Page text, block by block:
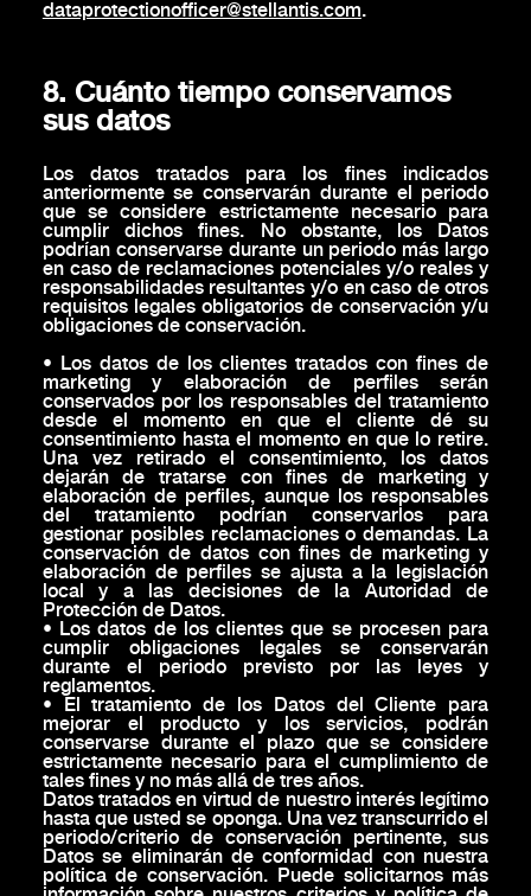
dataprotectionofficer@stellantis.com.
8. Cuánto tiempo conservamos
sus datos
Los datos tratados para los fines indicados
anteriormente se conservarán durante el periodo
que se considere estrictamente necesario para
cumplir dichos fines. No obstante, los Datos
podrían conservarse durante un periodo más largo
en caso de reclamaciones potenciales y/o reales y
responsabilidades resultantes y/o en caso de otros
requisitos legales obligatorios de conservación y/u
obligaciones de conservación.
• Los datos de los clientes tratados con fines de
marketing y elaboración de perfiles serán
conservados por los responsables del tratamiento
desde el momento en que el cliente dé su
consentimiento hasta el momento en que lo retire.
Una vez retirado el consentimiento, los datos
dejarán de tratarse con fines de marketing y
elaboración de perfiles, aunque los responsables
del tratamiento podrían conservarlos para
gestionar posibles reclamaciones o demandas. La
conservación de datos con fines de marketing y
elaboración de perfiles se ajusta a la legislación
local y a las decisiones de la Autoridad de
Protección de Datos.
• Los datos de los clientes que se procesen para
cumplir obligaciones legales se conservarán
durante el periodo previsto por las leyes y
reglamentos.
• El tratamiento de los Datos del Cliente para
mejorar el producto y los servicios, podrán
conservarse durante el plazo que se considere
estrictamente necesario para el cumplimiento de
tales fines y no más allá de tres años.
Datos tratados en virtud de nuestro interés legítimo
hasta que usted se oponga. Una vez transcurrido el
periodo/criterio de conservación pertinente, sus
Datos se eliminarán de conformidad con nuestra
política de conservación. Puede solicitarnos más